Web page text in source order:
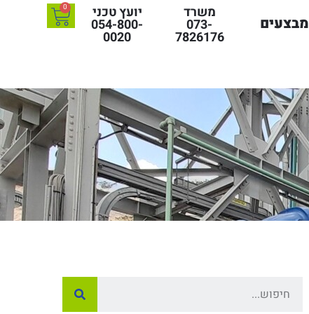
מבצעים
משרד
073-
7826176
יועץ טכני
054-800-
0020
0